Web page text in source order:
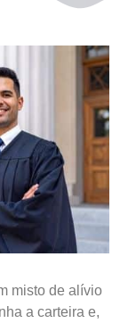
misto de alívio
a carteira e,